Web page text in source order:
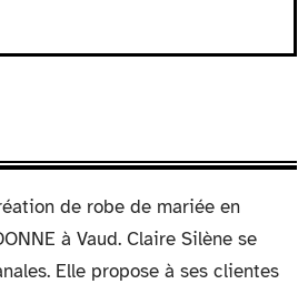
de robe de mariée en
à Vaud. Claire Silène se
Elle propose à ses clientes